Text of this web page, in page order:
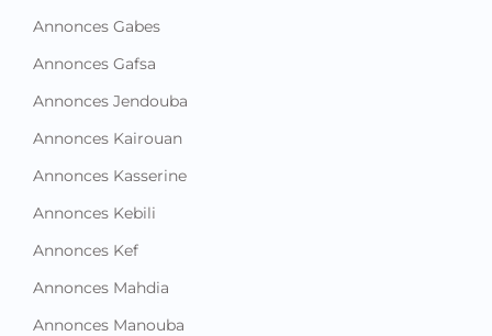
Annonces Gabes
Annonces Gafsa
Annonces Jendouba
Annonces Kairouan
Annonces Kasserine
Annonces Kebili
Annonces Kef
Annonces Mahdia
Annonces Manouba